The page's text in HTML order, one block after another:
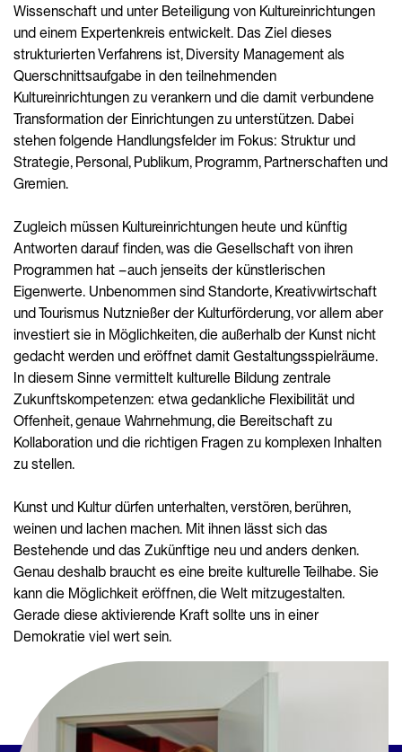
Wissenschaft und unter Beteiligung von Kultureinrichtungen
und einem Expertenkreis entwickelt. Das Ziel dieses
strukturierten Verfahrens ist, Diversity Management als
Querschnittsaufgabe in den teilnehmenden
Kultureinrichtungen zu verankern und die damit verbundene
Transformation der Einrichtungen zu unterstützen. Dabei
stehen folgende Handlungsfelder im Fokus: Struktur und
Strategie, Personal, Publikum, Programm, Partnerschaften und
Gremien.
Zugleich müssen Kultureinrichtungen heute und künftig
Antworten darauf finden, was die Gesellschaft von ihren
Programmen hat – auch jenseits der künstlerischen
Eigenwerte. Unbenommen sind Standorte, Kreativwirtschaft
und Tourismus Nutznießer der Kulturförderung, vor allem aber
investiert sie in Möglichkeiten, die außerhalb der Kunst nicht
gedacht werden und eröffnet damit Gestaltungsspielräume.
In diesem Sinne vermittelt kulturelle Bildung zentrale
Zukunftskompetenzen: etwa gedankliche Flexibilität und
Offenheit, genaue Wahrnehmung, die Bereitschaft zu
Kollaboration und die richtigen Fragen zu komplexen Inhalten
zu stellen.
Kunst und Kultur dürfen unterhalten, verstören, berühren,
weinen und lachen machen. Mit ihnen lässt sich das
Bestehende und das Zukünftige neu und anders denken.
Genau deshalb braucht es eine breite kulturelle Teilhabe. Sie
kann die Möglichkeit eröffnen, die Welt mitzugestalten.
Gerade diese aktivierende Kraft sollte uns in einer
Demokratie viel wert sein.